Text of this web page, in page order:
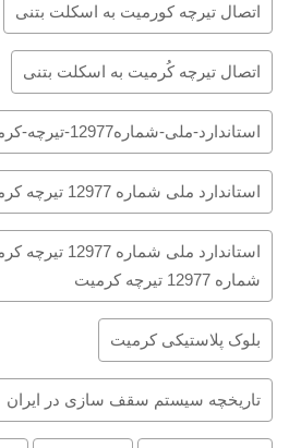
اتصال تیرچه کورمیت به اسکلت بتنی
اتصال تیرچه کُرمیت به اسکلت بتنی
استاندارد-ملی-شماره12977-تیرچه-کرمیت
استاندارد ملی شماره 12977 تیرچه کرمیت
استاندارد ملی
شماره 12977 تیرچه کرمیت
بلوک پلاستیکی کرمیت
تاریخچه سیستم سقف سازی در ایران